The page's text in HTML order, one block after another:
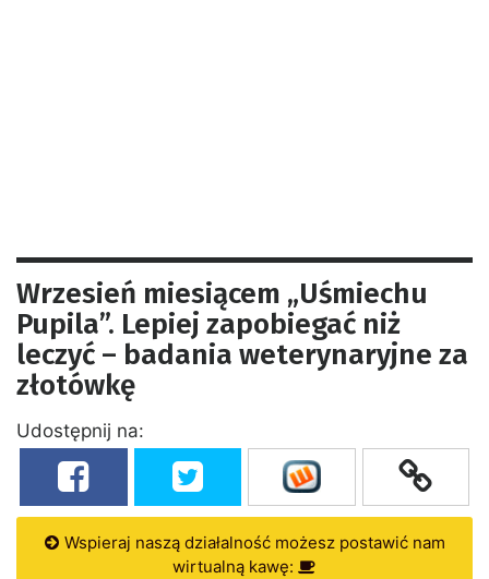
Wrzesień miesiącem „Uśmiechu
Pupila”. Lepiej zapobiegać niż
leczyć – badania weterynaryjne za
złotówkę
Udostępnij na:
Wspieraj naszą działalność możesz postawić nam
wirtualną kawę: